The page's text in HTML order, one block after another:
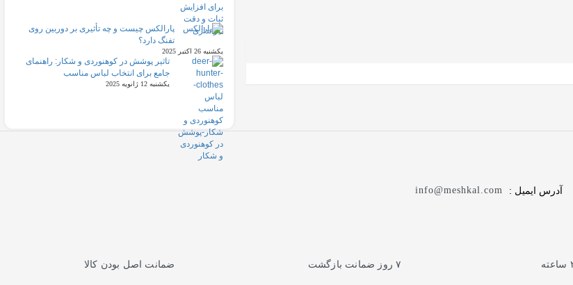
پارالکس چیست و چه تأثیری بر دوربین روی
تفنگ دارد؟
یکشنبه 26 اکتبر 2025
تاثیر پوشش در کوهنوردی و شکار: راهنمای
جامع برای انتخاب لباس مناسب
یکشنبه 12 ژانویه 2025
آدرس ایمیل : info@meshkal.com
۷ روز ضمانت بازگشت ضمانت اصل بودن کالا